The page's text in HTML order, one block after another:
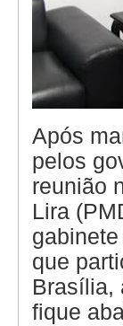
Após
pelos
reunião
Lira
que
Brasília,
fique